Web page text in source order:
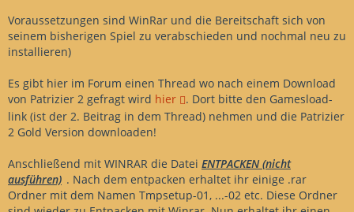
Voraussetzungen sind WinRar und die Bereitschaft sich von
seinem bisherigen Spiel zu verabschieden und nochmal neu zu
installieren)
Es gibt hier im Forum einen Thread wo nach einem Download
von Patrizier 2 gefragt wird hier
. Dort bitte den Gamesload-
link (ist der 2. Beitrag in dem Thread) nehmen und die Patrizier
2 Gold Version downloaden!
Anschließend mit WINRAR die Datei ENTPACKEN (nicht
ausführen) . Nach dem entpacken erhaltet ihr einige .rar
Ordner mit dem Namen Tmpsetup-01, ...-02 etc. Diese Ordner